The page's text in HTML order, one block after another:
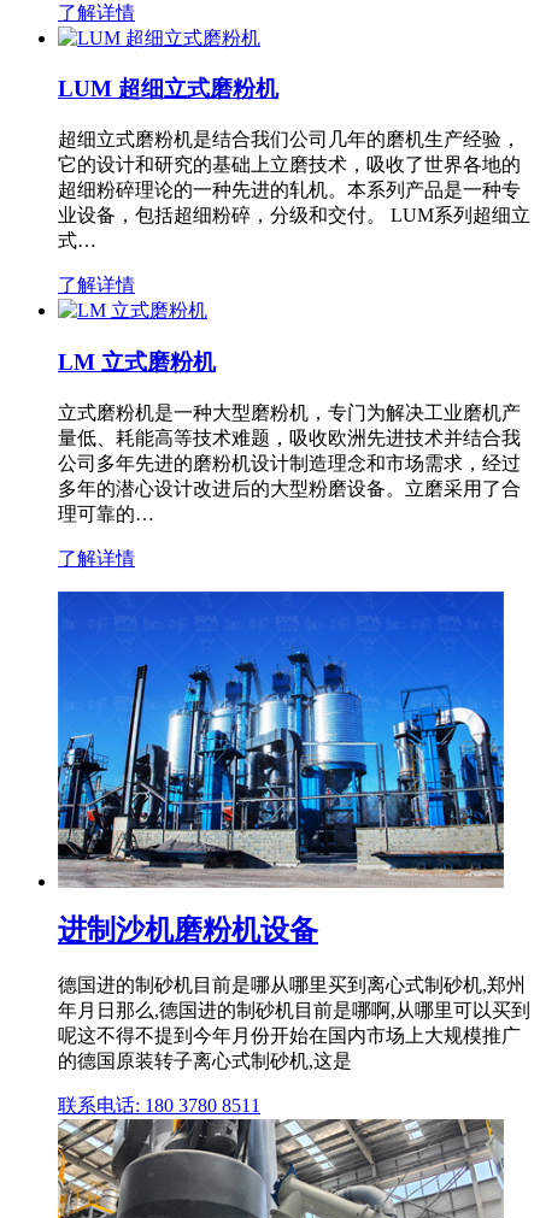
了解详情
LUM 超细立式磨粉机
超细立式磨粉机是结合我们公司几年的磨机生产经验，
它的设计和研究的基础上立磨技术，吸收了世界各地的
超细粉碎理论的一种先进的轧机。本系列产品是一种专
业设备，包括超细粉碎，分级和交付。 LUM系列超细立
式…
了解详情
LM 立式磨粉机
立式磨粉机是一种大型磨粉机，专门为解决工业磨机产
量低、耗能高等技术难题，吸收欧洲先进技术并结合我
公司多年先进的磨粉机设计制造理念和市场需求，经过
多年的潜心设计改进后的大型粉磨设备。立磨采用了合
理可靠的…
了解详情
进制沙机磨粉机设备
德国进的制砂机目前是哪从哪里买到离心式制砂机,郑州
年月日那么,德国进的制砂机目前是哪啊,从哪里可以买到
呢这不得不提到今年月份开始在国内市场上大规模推广
的德国原装转子离心式制砂机,这是
联系电话: 180 3780 8511